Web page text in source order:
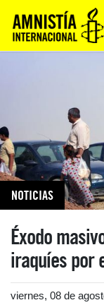
NOTICIAS
Éxodo
iraquíes por
viernes, 08 de